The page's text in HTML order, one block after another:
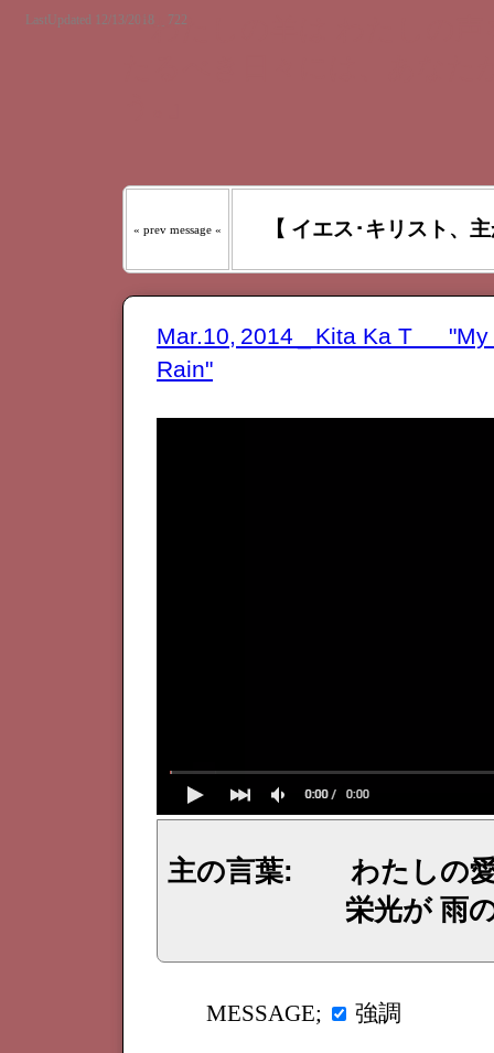
LastUpdated 12/13/2018 _ 722『わたしの羊は わたしの
« prev message « 【 イエス･キリスト、
Mar.10, 2014 _ Kita Ka T "My
Rain"
主の言葉: わたしの
栄光が 雨
MESSAGE; 強調